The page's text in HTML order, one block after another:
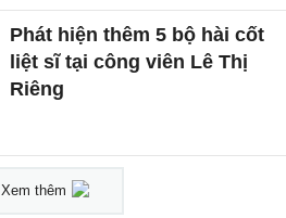
Phát hiện thêm 5 bộ hài cốt
liệt sĩ tại công viên Lê Thị
Riêng
Xem thêm